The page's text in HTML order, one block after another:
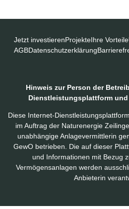
F
t
e
r
Jetzt investierenProjekteIhre Vorteile
AGBDatenschutzerklärung
Hinweis zur Person der
Dienstleistungsplattform
Diese Internet-
im Auftrag der Naturenergie
unabhängige Anlagevermittlerin
GewO betrieben. Die auf dieser
und Informationen mit Bezug
Vermögensanlagen werden
Anbieterin